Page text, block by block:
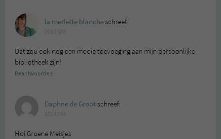
la merlette blancheschreef:
Dat zou ook nog een mooie toevoeging aan mijn persoonlijke
bibliotheek zijn!
Beantwoorden
Daphne de Grootschreef:
Hoi Groene Meisjes